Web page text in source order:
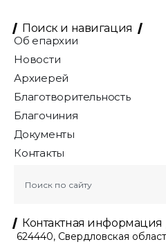
Поиск и навигация
Об епархии
Новости
Архиерей
Благотворительность
Благочиния
Документы
Контакты
Контактная информация
624440, Свердловская